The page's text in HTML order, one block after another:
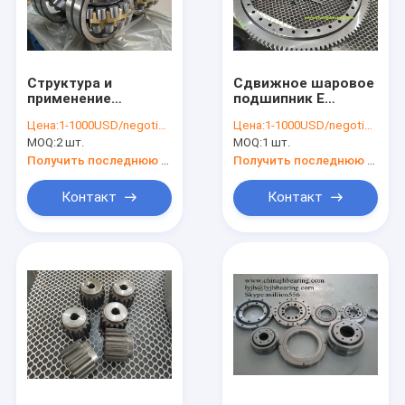
Главная страница
Продукция
О Компании
Структура и
применение
роликовых
подшипников
Цена:1-1000USD/negotiation
MOQ:2 шт.
Контакт
Сдвижное шаровое
подшипник E
размерами
742.3x572x56 мм с
внешними зубами
Цена:1-1000USD/negotiation
MOQ:1 шт.
Контакт